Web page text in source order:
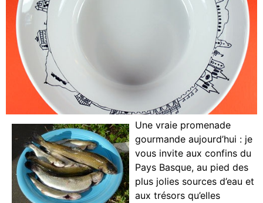
Une vraie promenade
gourmande aujourd’hui : je
vous invite aux confins du
Pays Basque, au pied des
plus jolies sources d’eau et
aux trésors qu’elles